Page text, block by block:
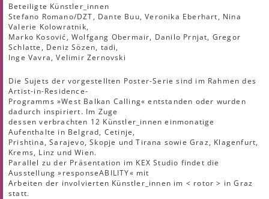
Beteiligte Künstler_innen
Stefano Romano/DZT, Dante Buu, Veronika Eberhart, Nina
Valerie Kolowratnik,
Marko Kosović, Wolfgang Obermair, Danilo Prnjat, Gregor
Schlatte, Deniz Sözen, tadi,
Inge Vavra, Velimir Zernovski
Die Sujets der vorgestellten Poster-Serie sind im Rahmen des
Artist-in-Residence-
Programms »West Balkan Calling« entstanden oder wurden
dadurch inspiriert. Im Zuge
dessen verbrachten 12 Künstler_innen einmonatige
Aufenthalte in Belgrad, Cetinje,
Prishtina, Sarajevo, Skopje und Tirana sowie Graz, Klagenfurt,
Krems, Linz und Wien.
Parallel zu der Präsentation im KEX Studio findet die
Ausstellung »responseABILITY« mit
Arbeiten der involvierten Künstler_innen im < rotor > in Graz
statt.